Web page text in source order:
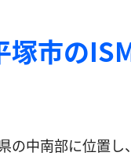
塚市の
の中南部に位置